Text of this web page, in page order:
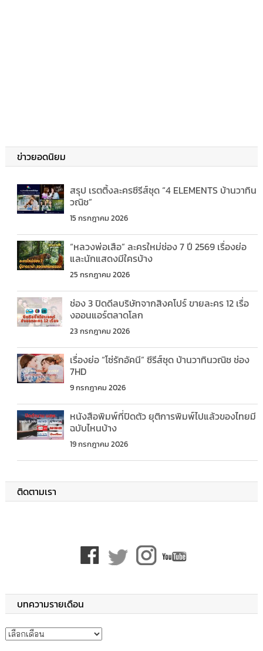
ข่าวยอดนิยม
สรุป เรตติ้งละครซีรีส์ชุด “4 ELEMENTS บ้านวาทิน
วณิช”
15 กรกฎาคม 2026
“หลวงพ่อเสือ” ละครใหม่ช่อง 7 ปี 2569 เรื่องย่อ
และนักแสดงมีใครบ้าง
25 กรกฎาคม 2026
ช่อง 3 ปิดดีลบริษัทจากสิงคโปร์ ขายละคร 12 เรื่อ
งออนแอร์ตลาดโลก
23 กรกฎาคม 2026
เรื่องย่อ “โซ่รักอัคนี” ซีรีส์ชุด บ้านวาทินวณิช ช่อง
7HD
9 กรกฎาคม 2026
หนังสือพิมพ์ที่ปิดตัว ยุติการพิมพ์ไปแล้วของไทยมี
ฉบับไหนบ้าง
19 กรกฎาคม 2026
ติดตามเรา
บทความรายเดือน
บทความรายเดือน